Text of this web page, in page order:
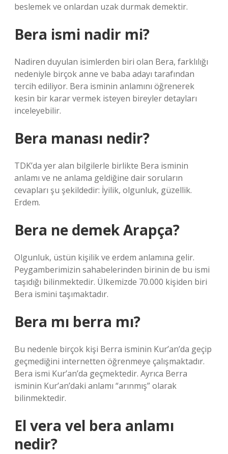
beslemek ve onlardan uzak durmak demektir.
Bera ismi nadir mi?
Nadiren duyulan isimlerden biri olan Bera, farklılığı
nedeniyle birçok anne ve baba adayı tarafından
tercih ediliyor. Bera isminin anlamını öğrenerek
kesin bir karar vermek isteyen bireyler detayları
inceleyebilir.
Bera manası nedir?
TDK’da yer alan bilgilerle birlikte Bera isminin
anlamı ve ne anlama geldiğine dair soruların
cevapları şu şekildedir: İyilik, olgunluk, güzellik.
Erdem.
Bera ne demek Arapça?
Olgunluk, üstün kişilik ve erdem anlamına gelir.
Peygamberimizin sahabelerinden birinin de bu ismi
taşıdığı bilinmektedir. Ülkemizde 70.000 kişiden biri
Bera ismini taşımaktadır.
Bera mı berra mı?
Bu nedenle birçok kişi Berra isminin Kur’an’da geçip
geçmediğini internetten öğrenmeye çalışmaktadır.
Bera ismi Kur’an’da geçmektedir. Ayrıca Berra
isminin Kur’an’daki anlamı “arınmış” olarak
bilinmektedir.
El vera vel bera anlamı
nedir?